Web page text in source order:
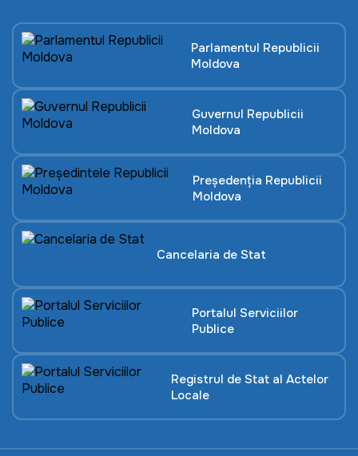
Parlamentul Republicii
Moldova
Guvernul Republicii
Moldova
Președenția Republicii
Moldova
Cancelaria de Stat
Portalul Serviciilor
Publice
Registrul de Stat al Actelor
Locale